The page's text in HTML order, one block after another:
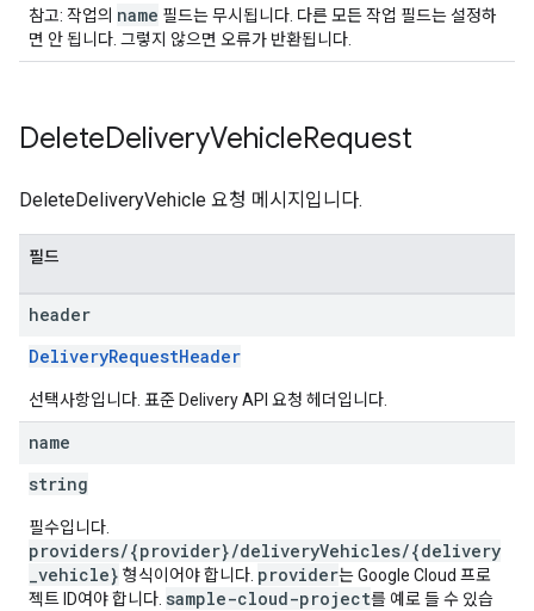
참고: 작업의 name 필드는 무시됩니다. 다른 모든 작업 필드는 설정하
면 안 됩니다. 그렇지 않으면 오류가 반환됩니다.
DeleteDeliveryVehicleRequest
DeleteDeliveryVehicle 요청 메시지입니다.
필드
header
DeliveryRequestHeader
선택사항입니다. 표준 Delivery API 요청 헤더입니다.
name
string
필수입니다.
providers/{provider}/deliveryVehicles/{delivery
_vehicle} 형식이어야 합니다. provider는 Google Cloud 프로
젝트 ID여야 합니다. sample-cloud-project를 예로 들 수 있습